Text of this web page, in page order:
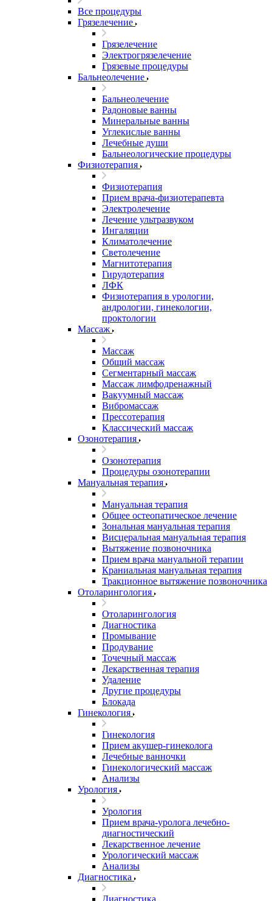
Все процедуры
Грязелечение
Грязелечение
Электрогрязелечение
Грязевые процедуры
Бальнеолечение
Бальнеолечение
Радоновые ванны
Минеральные ванны
Углекислые ванны
Лечебные души
Бальнеологические процедуры
Физиотерапия
Физиотерапия
Прием врача-физиотерапевта
Электролечение
Лечение ультразвуком
Ингаляции
Климатолечение
Светолечение
Магнитотерапия
Гирудотерапия
ЛФК
Физиотерапия в урологии,
андрологии, гинекологии,
проктологии
Массаж
Массаж
Общий массаж
Сегментарный массаж
Массаж лимфодренажный
Вакуумный массаж
Вибромассаж
Прессотерапия
Классический массаж
Озонотерапия
Озонотерапия
Процедуры озонотерапии
Мануальная терапия
Мануальная терапия
Общее остеопатическое лечение
Зональная мануальная терапия
Висцеральная мануальная терапия
Вытяжение позвоночника
Прием врача мануальной терапии
Краниальная мануальная терапия
Тракционное вытяжение позвоночника
Отоларингология
Отоларингология
Диагностика
Промывание
Продувание
Точечный массаж
Лекарственная терапия
Удаление
Другие процедуры
Блокада
Гинекология
Гинекология
Прием акушер-гинеколога
Лечебные ванночки
Гинекологический массаж
Анализы
Урология
Урология
Прием врача-уролога лечебно-
диагностический
Лекарственное лечение
Урологический массаж
Анализы
Диагностика
Диагностика